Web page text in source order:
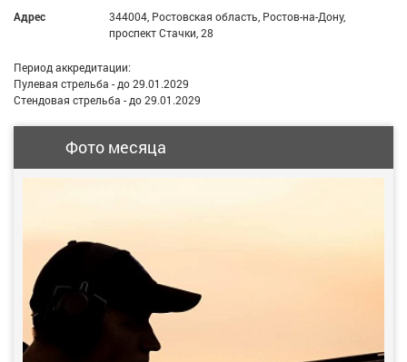
Адрес
344004, Ростовская область, Ростов-на-Дону,
проспект Стачки, 28
Период аккредитации:
Пулевая стрельба - до 29.01.2029
Стендовая стрельба - до 29.01.2029
Фото месяца